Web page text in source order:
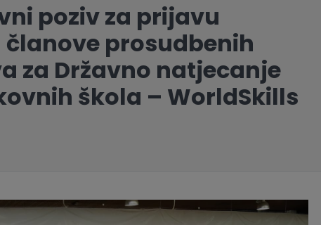
poziv za prijavu
prosudbenih
za Državno natjecanje
škola – WorldSkills